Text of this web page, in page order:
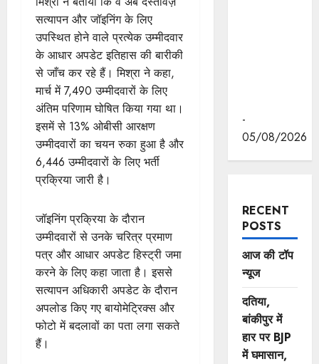
सत्यापन और जॉइनिंग के लिए
उपस्थित होने वाले प्रत्येक उम्मीदवार
के आधार अपडेट इतिहास की बारीकी
से जाँच कर रहे हैं। मिश्रा ने कहा,
मार्च में 7,490 उम्मीदवारों के लिए
अंतिम परिणाम घोषित किया गया था।
इसमें से 13% ओबीसी आरक्षण
उम्मीदवारों का चयन रुका हुआ है और
6,446 उम्मीदवारों के लिए भर्ती
प्रक्रिया जारी है।
जॉइनिंग प्रक्रिया के दौरान
उम्मीदवारों से उनके चरित्र प्रमाण
पत्र और आधार अपडेट हिस्ट्री जमा
करने के लिए कहा जाता है। इससे
सत्यापन अधिकारी अपडेट के दौरान
अपलोड किए गए बायोमेट्रिक्स और
फोटो में बदलावों का पता लगा सकते
हैं।
-
05/08/2026
RECENT
POSTS
आज की टॉप
न्यूज
दतिया,
बांकीपुर में
हार पर BJP
में घमासान,